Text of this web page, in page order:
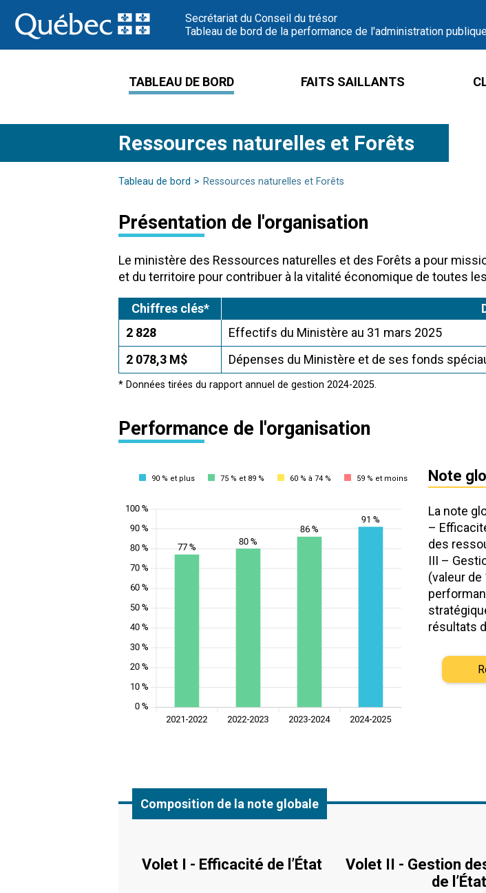
au
contenu
Secrétariat du Conseil du trésor
Tableau de bord de la performance de l'administration
TABLEAU DE BORD FAITS SAILLANTS
Ressources naturelles et Forêts
Tableau de bord Ressources naturelles et Forêts
Présentation de l'organisation
Le ministère des Ressources naturelles et des Forêts a pour
et du territoire pour contribuer à la vitalité économique de toutes
Chiffres clés*
2 828
Effectifs du Ministère au 31 mars 2025
2 078,3 M$
Dépenses du Ministère et de ses fonds
* Données tirées du rapport annuel de gestion 2024-2025.
Performance de l'organisation
90 % et plus 75 % et 89 % 60 % à 74 % 59 % et moins Note
La note
–
des
III –
(valeur
résultats
Composition de la note globale
Volet I - Efficacité de l’État
Volet II - Gestion
de l’État